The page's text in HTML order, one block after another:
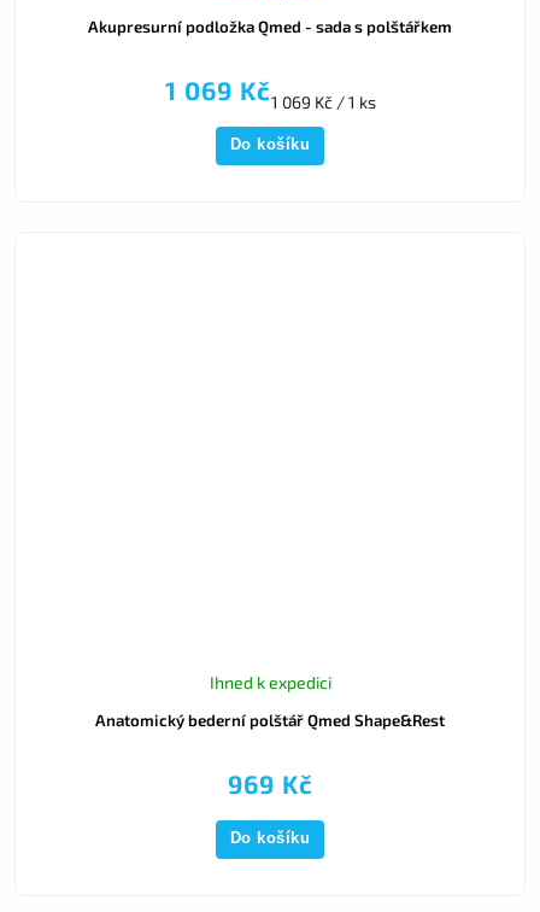
Akupresurní podložka Qmed - sada s polštářkem
1 069 Kč1 069 Kč / 1 ks
Do košíku
Anatomický bederní polštář Qmed Shape&Rest
Ihned k expedici
969 Kč
Do košíku